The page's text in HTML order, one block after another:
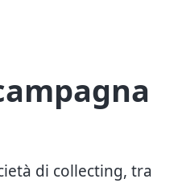
di collecting, tra